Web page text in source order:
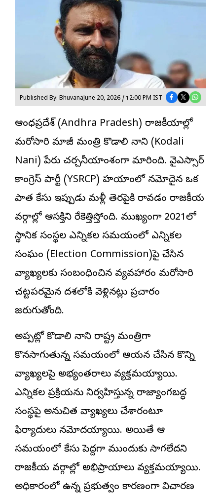
Published By: BhuvanaJune 20, 2026 / 12:00 PM IST
ఆంధ్రప్రదేశ్ (Andhra Pradesh) రాజకీయాల్లో
మరోసారి మాజీ మంత్రి కొడాలి నాని (Kodali
Nani) పేరు చర్చనీయాంశంగా మారింది. వైఎస్సార్
కాంగ్రెస్ పార్టీ (YSRCP) హయాంలో నమోదైన ఒక
పాత కేసు ఇప్పుడు మళ్లీ తెరపైకి రావడం రాజకీయ
వర్గాల్లో ఆసక్తిని రేకెత్తిస్తోంది. ముఖ్యంగా 2021లో
స్థానిక సంస్థల ఎన్నికల సమయంలో ఎన్నికల
సంఘం (Election Commission)పై చేసిన
వ్యాఖ్యలకు సంబంధించిన వ్యవహారం మరోసారి
చట్టపరమైన దశలోకి వెళ్లినట్లు ప్రచారం
జరుగుతోంది.
అప్పట్లో కొడాలి నాని రాష్ట్ర మంత్రిగా
కొనసాగుతున్న సమయంలో ఆయన చేసిన కొన్ని
వ్యాఖ్యలపై అభ్యంతరాలు వ్యక్తమయ్యాయి.
ఎన్నికల ప్రక్రియను నిర్వహిస్తున్న రాజ్యాంగబద్ధ
సంస్థపై అనుచిత వ్యాఖ్యలు చేశారంటూ
ఫిర్యాదులు నమోదయ్యాయి. అయితే ఆ
సమయంలో కేసు పెద్దగా ముందుకు సాగలేదని
రాజకీయ వర్గాల్లో అభిప్రాయాలు వ్యక్తమయ్యాయి.
అధికారంలో ఉన్న ప్రభుత్వం కారణంగా విచారణ